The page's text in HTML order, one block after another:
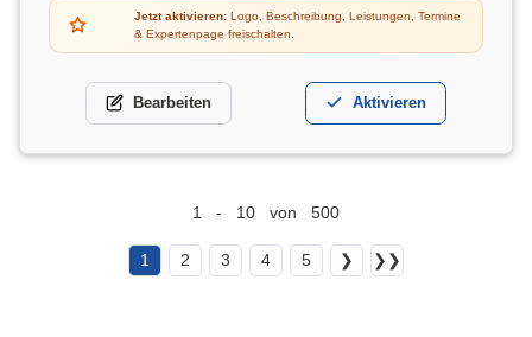
Jetzt aktivieren: Logo, Beschreibung, Leistungen, Termine
& Expertenpage freischalten.
Bearbeiten Aktivieren
1 - 10 von 500
1 2 3 4 5 ❯ ❯❯